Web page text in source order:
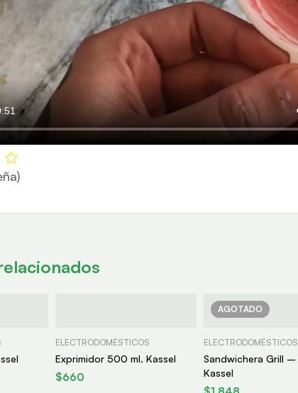
ELECTRODOMÉSTICOS
Exprimidor 500 ml. Kassel
$660
AGOTADO
ELECTRODOMÉSTICOS
Sandwichera Grill –
Kassel